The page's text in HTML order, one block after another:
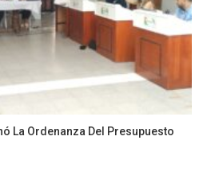
La Ordenanza Del Presupuesto